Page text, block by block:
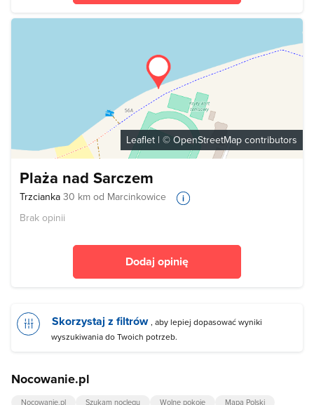
Leaflet | © OpenStreetMap contributors
Plaża nad Sarczem
Trzcianka 30 km od Marcinkowice
Brak opinii
Dodaj opinię
Skorzystaj z filtrów , aby lepiej dopasować wyniki
wyszukiwania do Twoich potrzeb.
Nocowanie.pl
Nocowanie.pl Szukam noclegu Wolne pokoje Mapa Polski